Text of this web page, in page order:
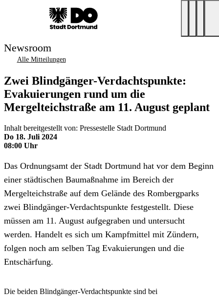
Newsroom
Alle Mitteilungen
Zwei Blindgänger-Verdachtspunkte:
Evakuierungen rund um die
Mergelteichstraße am 11. August geplant
Inhalt bereitgestellt von: Pressestelle Stadt Dortmund
Do 18. Juli 2024
08:00 Uhr
Das Ordnungsamt der Stadt Dortmund hat vor dem Beginn
einer städtischen Baumaßnahme im Bereich der
Mergelteichstraße auf dem Gelände des Rombergparks
zwei Blindgänger-Verdachtspunkte festgestellt. Diese
müssen am 11. August aufgegraben und untersucht
werden. Handelt es sich um Kampfmittel mit Zündern,
folgen noch am selben Tag Evakuierungen und die
Entschärfung.
Die beiden Blindgänger-Verdachtspunkte sind bei